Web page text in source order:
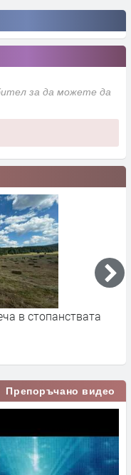
за да можете да
в стопанствата
Препоръчано видео